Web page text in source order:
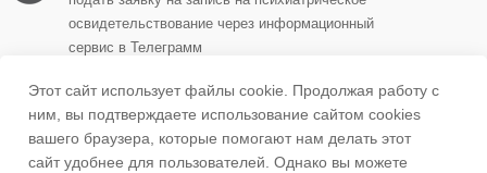
освидетельствование через информационный
сервис в Телеграмм
450069, г. Уфа, ул. Прудная, д. 15 корпус 1
Этот сайт использует файлы cookie. Продолжая работу с
ним, вы подтверждаете использование сайтом cookies
вашего браузера, которые помогают нам делать этот
сайт удобнее для пользователей. Однако вы можете